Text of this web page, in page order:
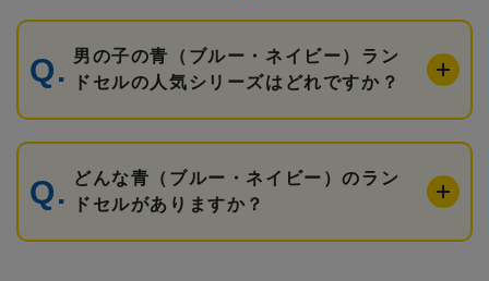
男の子の青（ブルー・ネイビー）ラン
ドセルの人気シリーズはどれですか？
どんな青（ブルー・ネイビー）のラン
ドセルがありますか？